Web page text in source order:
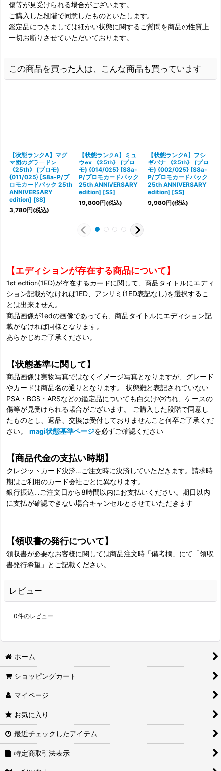
傷等が見受けられる場合がございます。
ご購入した段階で同意したものといたします。
鑑定品につきましては細かい状態に関するご質問を商品の性質上
一切お断りさせていただいております。
この商品を買った人は、こんな商品も買っています
【状態ランクA】マグ
マ団のグラードン
《25th》 (プロモ)
{011/025} [S8a-P/プ
ロモカードパック 25th
ANNIVERSARY
edition] [SS]
3,780円(税込)
【状態ランクA】ミュ
ウex 《25th》 (プロ
モ) {014/025} [S8a-
P/プロモカードパック
25th ANNIVERSARY
edition] [SS]
19,800円(税込)
【状態ランクA】フシ
ギバナ 《25th》 (プロ
モ) {002/025} [S8a-
P/プロモカードパック
25th ANNIVERSARY
edition] [SS]
9,980円(税込)
【エディションが存在する商品について】
1st edtion(1ED)が存在するカードに関して、商品タイトルにエディ
ション記載がなければ1ED、アンリミ(1ED表記なし)を選択するこ
とは出来ません。
商品画像が1edの画像であっても、商品タイトルにエディション記
載がなければ同様となります。
あらかじめご了承ください。
【状態基準に関して】
商品画像は実物写真ではなくイメージ写真となりますが、グレード
やカードは商品名の通りとなります。 状態難と表記されていない
PSA・BGS・ARSなどの鑑定品についても白欠けや汚れ、ケースの
傷等が見受けられる場合がございます。 ご購入した段階で同意し
たものとし、返品、交換は受付しておりませんこと何卒ご了承くだ
さい。 magi状態基準ページを必ずご確認ください
【商品代金の支払い時期】
クレジットカード決済…ご注文時に決済していただきます。請求時
期はご利用のカード会社ごとに異なります。
銀行振込…ご注文日から8時間以内にお支払いください。期日以内
に支払が確認できない場合キャンセルとさせていただきます
【領収書の発行について】
領収書が必要なお客様に関しては商品注文時「備考欄」にて「領収
書発行希望」とご記載ください。
レビュー
0件のレビュー
ホーム
ショッピングカート
マイページ
お気に入り
最近チェックしたアイテム
特定商取引法表示